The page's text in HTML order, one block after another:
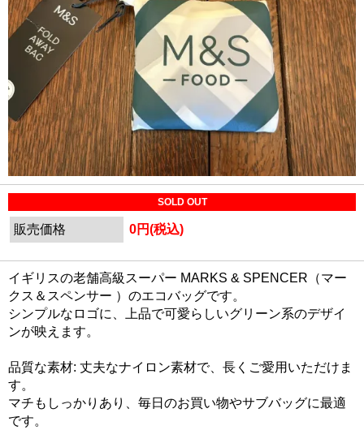
SOLD OUT
販売価格 0円(税込)
イギリスの老舗高級スーパー MARKS & SPENCER（マー
クス＆スペンサー ）のエコバッグです。
シンプルなロゴに、上品で可愛らしいグリーン系のデザイ
ンが映えます。
品質な素材: 丈夫なナイロン素材で、長くご愛用いただけま
す。
マチもしっかりあり、毎日のお買い物やサブバッグに最適
です。